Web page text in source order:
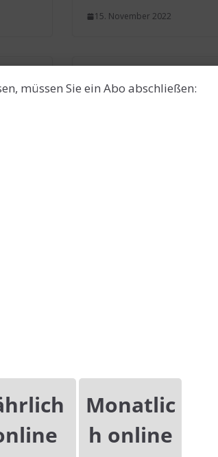
müssen Sie ein Abo abschließen:
Monatlic
h online
15. November 2022
TALKSHOW DES
OT Osmünde